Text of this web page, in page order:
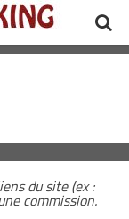
du site (ex :
commission.